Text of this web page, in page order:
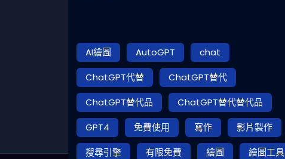
AI繪圖 AutoGPT
chat
ChatGPT代替
ChatGPT替代
ChatGPT替代品
ChatGPT替代替代品
GPT4
免費使用 寫作
影片製作
搜尋引擎
有限免費 繪圖 繪圖工具